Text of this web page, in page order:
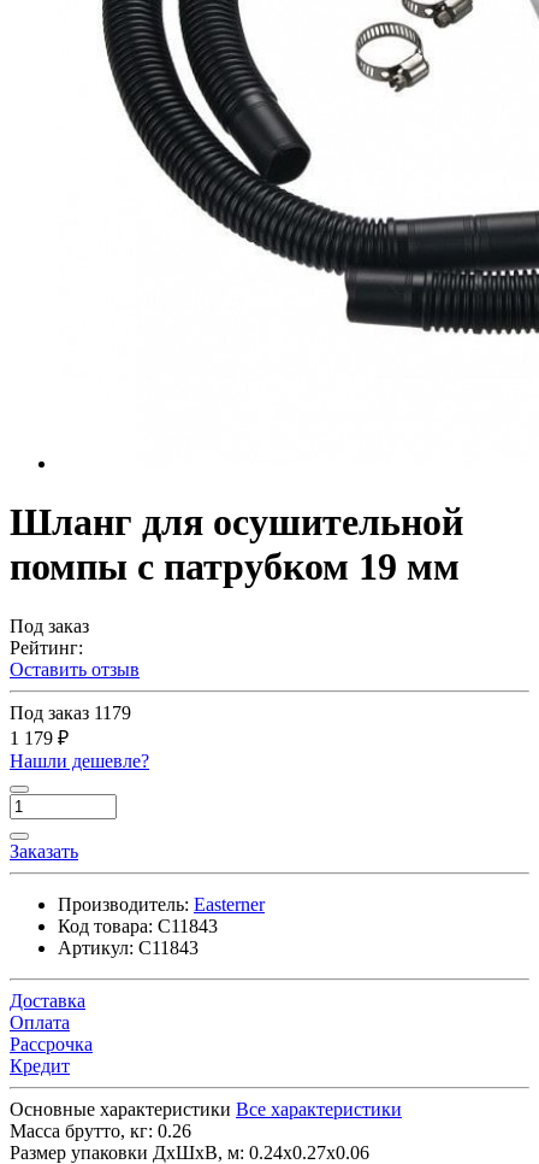
Шланг для осушительной
помпы с патрубком 19 мм
Под заказ
Рейтинг:
Оставить отзыв
Под заказ 1179
1 179 ₽
Нашли дешевле?
Заказать
Производитель: Easterner
Код товара: C11843
Артикул: C11843
Доставка
Оплата
Рассрочка
Кредит
Основные характеристики Все характеристики
Масса брутто, кг: 0.26
Размер упаковки ДхШхВ, м: 0.24x0.27x0.06